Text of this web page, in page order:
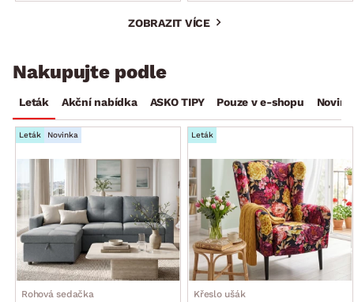
ZOBRAZIT VÍCE
Nakupujte podle
Leták Akční nabídka ASKO TIPY Pouze v e-shopu
Leták Novinka
Rohová sedačka
Leták
Křeslo ušák